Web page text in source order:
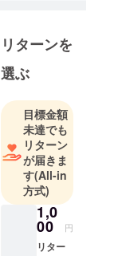
リターンを
選ぶ
目標金額
未達でも
リターン
が届きま
す(All-in
方式)
1,0
00 円
リター